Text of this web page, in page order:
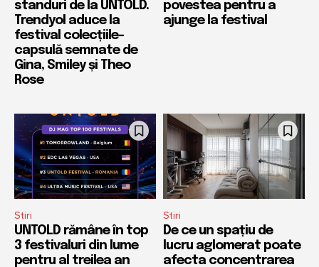
standuri de la UNTOLD.
Trendyol aduce la
festival colecțiile-
capsulă semnate de
Gina, Smiley și Theo
Rose
povestea pentru a
ajunge la festival
Stiri
UNTOLD rămâne în top
3 festivaluri din lume
pentru al treilea an
Stiri
De ce un spațiu de
lucru aglomerat poate
afecta concentrarea